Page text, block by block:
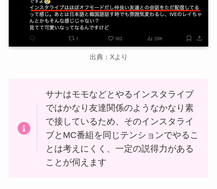
出典：Xより
サナはモモなどとやるインスタライブ
ではかなり友達関係のようなかなり素
で接しているため、そのインスタライ
ブとMC番組を同じテンションでやるこ
とは考えにくく、一定の説得力がある
ことが伺えます